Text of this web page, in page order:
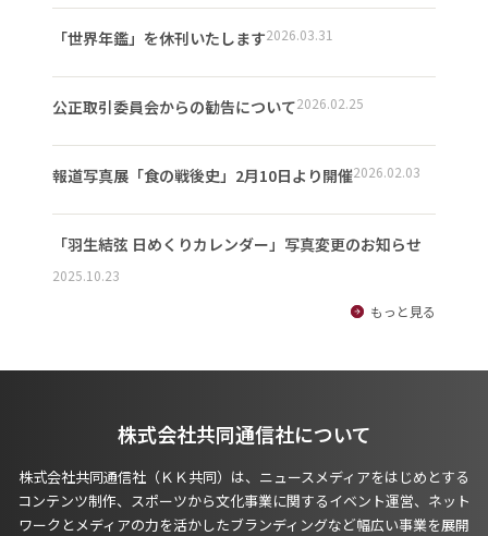
「世界年鑑」を休刊いたします2026.03.31
公正取引委員会からの勧告について2026.02.25
報道写真展「食の戦後史」2月10日より開催2026.02.03
「羽生結弦 日めくりカレンダー」写真変更のお知らせ
2025.10.23
もっと見る
株式会社共同通信社について
株式会社共同通信社（ＫＫ共同）は、ニュースメディアをはじめとする
コンテンツ制作、スポーツから文化事業に関するイベント運営、ネット
ワークとメディアの力を活かしたブランディングなど幅広い事業を展開